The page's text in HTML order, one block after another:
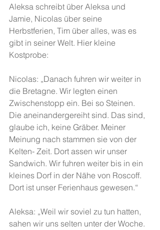
Aleksa schreibt über Aleksa und
Jamie, Nicolas über seine
Herbstferien, Tim über alles, was es
gibt in seiner Welt. Hier kleine
Kostprobe:
Nicolas: „Danach fuhren wir weiter in
die Bretagne. Wir legten einen
Zwischenstopp ein. Bei so Steinen.
Die aneinandergereiht sind. Das sind,
glaube ich, keine Gräber. Meiner
Meinung nach stammen sie von der
Kelten- Zeit. Dort assen wir unser
Sandwich. Wir fuhren weiter bis in ein
kleines Dorf in der Nähe von Roscoff.
Dort ist unser Ferienhaus gewesen.“
Aleksa: „Weil wir soviel zu tun hatten,
sahen wir uns selten unter der Woche.